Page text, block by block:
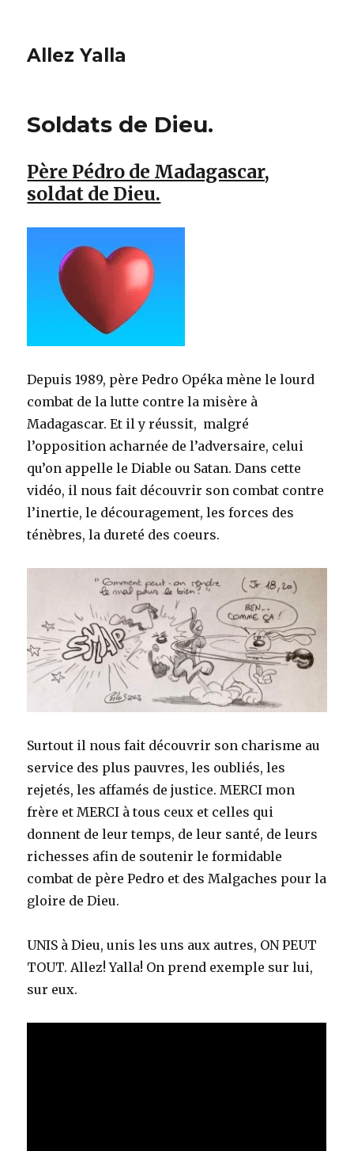
Allez Yalla
Soldats de Dieu.
Père Pédro de Madagascar,
soldat de Dieu.
Depuis 1989, père Pedro Opéka mène le lourd
combat de la lutte contre la misère à
Madagascar. Et il y réussit, malgré
l’opposition acharnée de l’adversaire, celui
qu’on appelle le Diable ou Satan. Dans cette
vidéo, il nous fait découvrir son combat contre
l’inertie, le découragement, les forces des
ténèbres, la dureté des coeurs.
Surtout il nous fait découvrir son charisme au
service des plus pauvres, les oubliés, les
rejetés, les affamés de justice. MERCI mon
frère et MERCI à tous ceux et celles qui
donnent de leur temps, de leur santé, de leurs
richesses afin de soutenir le formidable
combat de père Pedro et des Malgaches pour la
gloire de Dieu.
UNIS à Dieu, unis les uns aux autres, ON PEUT
TOUT. Allez! Yalla! On prend exemple sur lui,
sur eux.